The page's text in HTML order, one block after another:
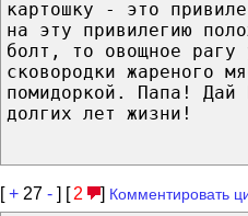
картошку - это
на эту привилегию
болт, то овощное рагу
сковородки жареного
помидоркой. Папа! Дай
долгих лет жизни!
[+ 27 - ] [ 2 ] Комментировать